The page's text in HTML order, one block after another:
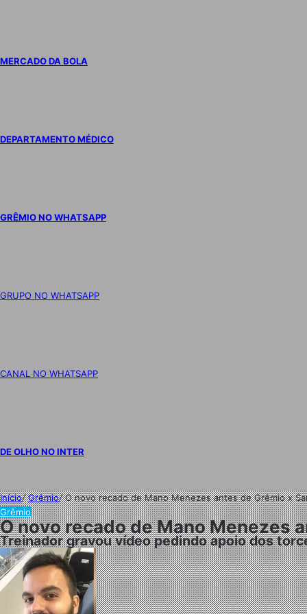
MERCADO DA BOLA
DEPARTAMENTO MÉDICO
GRÊMIO NO WHATSAPP
GRUPO NO WHATSAPP
CANAL NO WHATSAPP
DE OLHO NO INTER
Início/Grêmio/O novo recado de Mano Menezes antes de Grêmio x
Grêmio
O novo recado de Mano Menezes
Treinador gravou vídeo pedindo apoio dos